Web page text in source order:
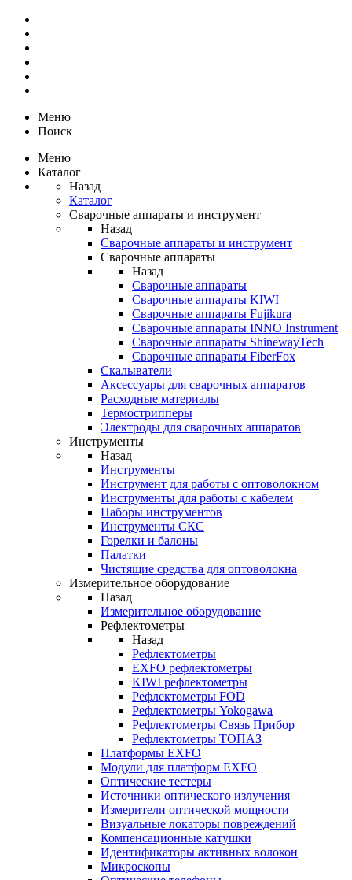
Меню
Поиск
Меню
Каталог
Назад
Каталог
Сварочные аппараты и инструмент
Назад
Сварочные аппараты и инструмент
Сварочные аппараты
Назад
Сварочные аппараты
Сварочные аппараты KIWI
Сварочные аппараты Fujikura
Сварочные аппараты INNO Instrument
Сварочные аппараты ShinewayTech
Cварочные аппараты FiberFox
Скалыватели
Аксессуары для сварочных аппаратов
Расходные материалы
Термострипперы
Электроды для сварочных аппаратов
Инструменты
Назад
Инструменты
Инструмент для работы с оптоволокном
Инструменты для работы с кабелем
Наборы инструментов
Инструменты СКС
Горелки и балоны
Палатки
Чистящие средства для оптоволокна
Измерительное оборудование
Назад
Измерительное оборудование
Рефлектометры
Назад
Рефлектометры
EXFO рефлектометры
KIWI рефлектометры
Рефлектометры FOD
Рефлектометры Yokogawa
Рефлектометры Связь Прибор
Рефлектометры ТОПАЗ
Платформы EXFO
Модули для платформ EXFO
Оптические тестеры
Источники оптического излучения
Измерители оптической мощности
Визуальные локаторы повреждений
Компенсационные катушки
Идентификаторы активных волокон
Микроскопы